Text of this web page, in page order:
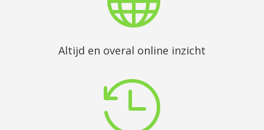
Altijd en overal online inzicht
